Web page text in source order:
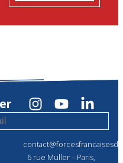
6 rue Muller – Paris,